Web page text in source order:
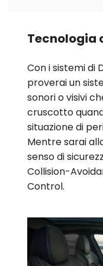
Tecnologia
Con i sistemi di
proverai un
sonori o visivi
cruscotto
situazione di
Mentre sarai
senso di
Collision-
Control.